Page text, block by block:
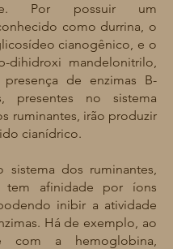
Por possuir um
como durrina, o
cianogênico, e o
dihidroxi mandelonitrilo,
de enzimas B-
presentes no sistema
ruminantes, irão produzir
cianídrico.
sistema dos ruminantes,
tem afinidade por íons
inibir a atividade
Há de exemplo, ao
com a hemoglobina,